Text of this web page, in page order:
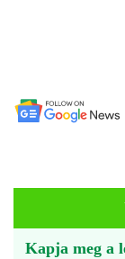
Kapja meg a